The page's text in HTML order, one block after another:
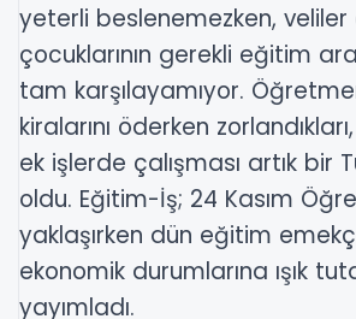
yeterli beslenemezken, veliler
çocuklarının gerekli eğitim
tam karşılayamıyor.
kiralarını öderken
ek işlerde çalışması artık bir
oldu. Eğitim-İş; 24 Kasım
yaklaşırken dün eğitim
ekonomik durumlarına ışık
yayımladı.